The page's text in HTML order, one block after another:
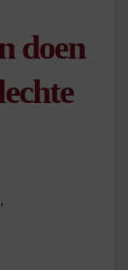
doen
,